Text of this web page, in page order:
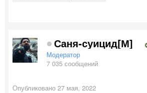
Саня-суицид[М]
Модератор
7 035 сообщений
Опубликовано 27 мая, 2022